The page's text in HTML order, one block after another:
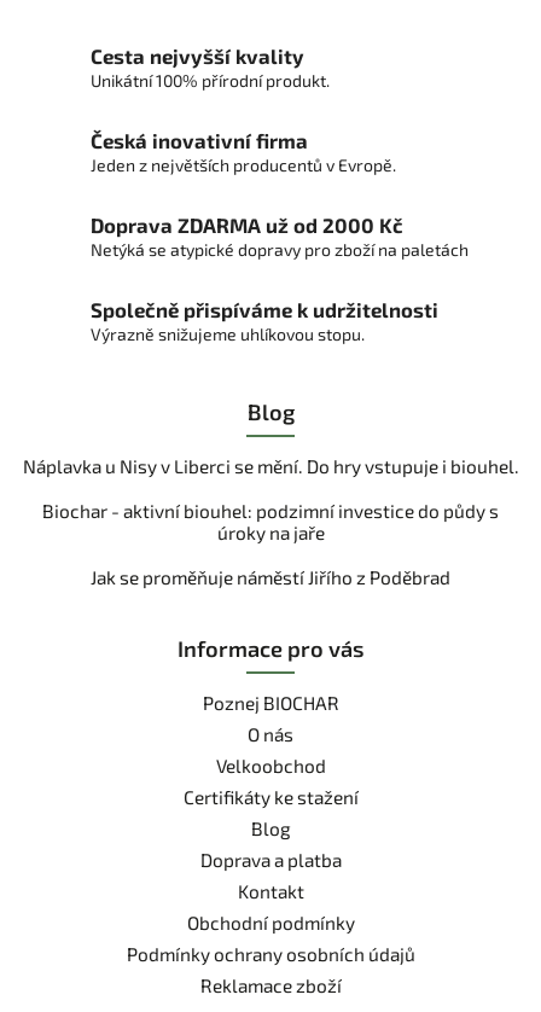
Cesta nejvyšší kvality
Unikátní 100% přírodní produkt.
Česká inovativní firma
Jeden z největších producentů v Evropě.
Doprava ZDARMA už od 2000 Kč
Netýká se atypické dopravy pro zboží na paletách
Společně přispíváme k udržitelnosti
Výrazně snižujeme uhlíkovou stopu.
Blog
Náplavka u Nisy v Liberci se mění. Do hry vstupuje i biouhel.
Biochar - aktivní biouhel: podzimní investice do půdy s
úroky na jaře
Jak se proměňuje náměstí Jiřího z Poděbrad
Informace pro vás
Poznej BIOCHAR
O nás
Velkoobchod
Certifikáty ke stažení
Blog
Doprava a platba
Kontakt
Obchodní podmínky
Podmínky ochrany osobních údajů
Reklamace zboží